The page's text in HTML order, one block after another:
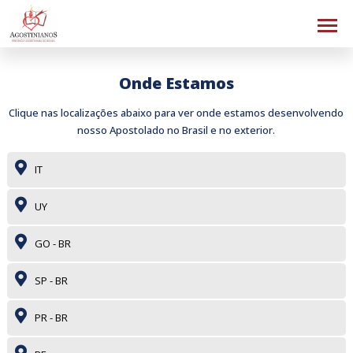
Onde Estamos
Clique nas localizações abaixo para ver onde estamos desenvolvendo
nosso Apostolado no Brasil e no exterior.
IT
UY
GO - BR
SP - BR
PR - BR